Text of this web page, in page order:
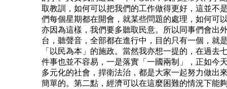
取教訓，如何可以把我們的工作做得更好，這並不
們每個星期都在開會，就某些問題的處理，如何可
亦因為這樣，我們要多聽取民意。所以同事們會出
台，聽聲音，全部都在進行中，目的只有一個，就
「以民為本」的施政。當然我亦想一提的，在過去
件事也並不容易，一是落實「一國兩制」，正如今
多元化的社會，捍衛法治，都是大家一起努力做出
簡單的。第二點，經濟可以在這麼困難的情況下能